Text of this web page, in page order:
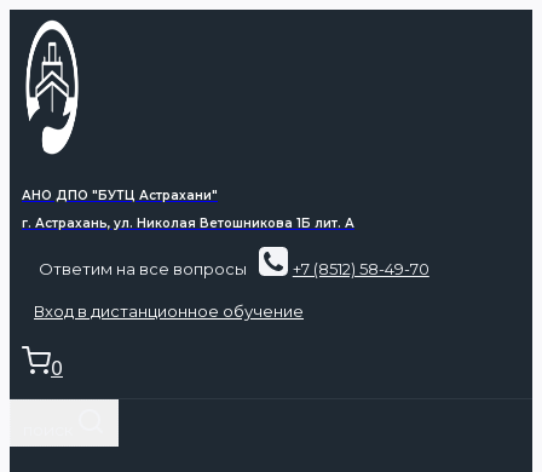
АНО ДПО "БУТЦ Астрахани"
г. Астрахань, ул. Николая Ветошникова 1Б лит. А
Ответим на все вопросы +7 (8512) 58-49-70
Вход в дистанционное обучение
0